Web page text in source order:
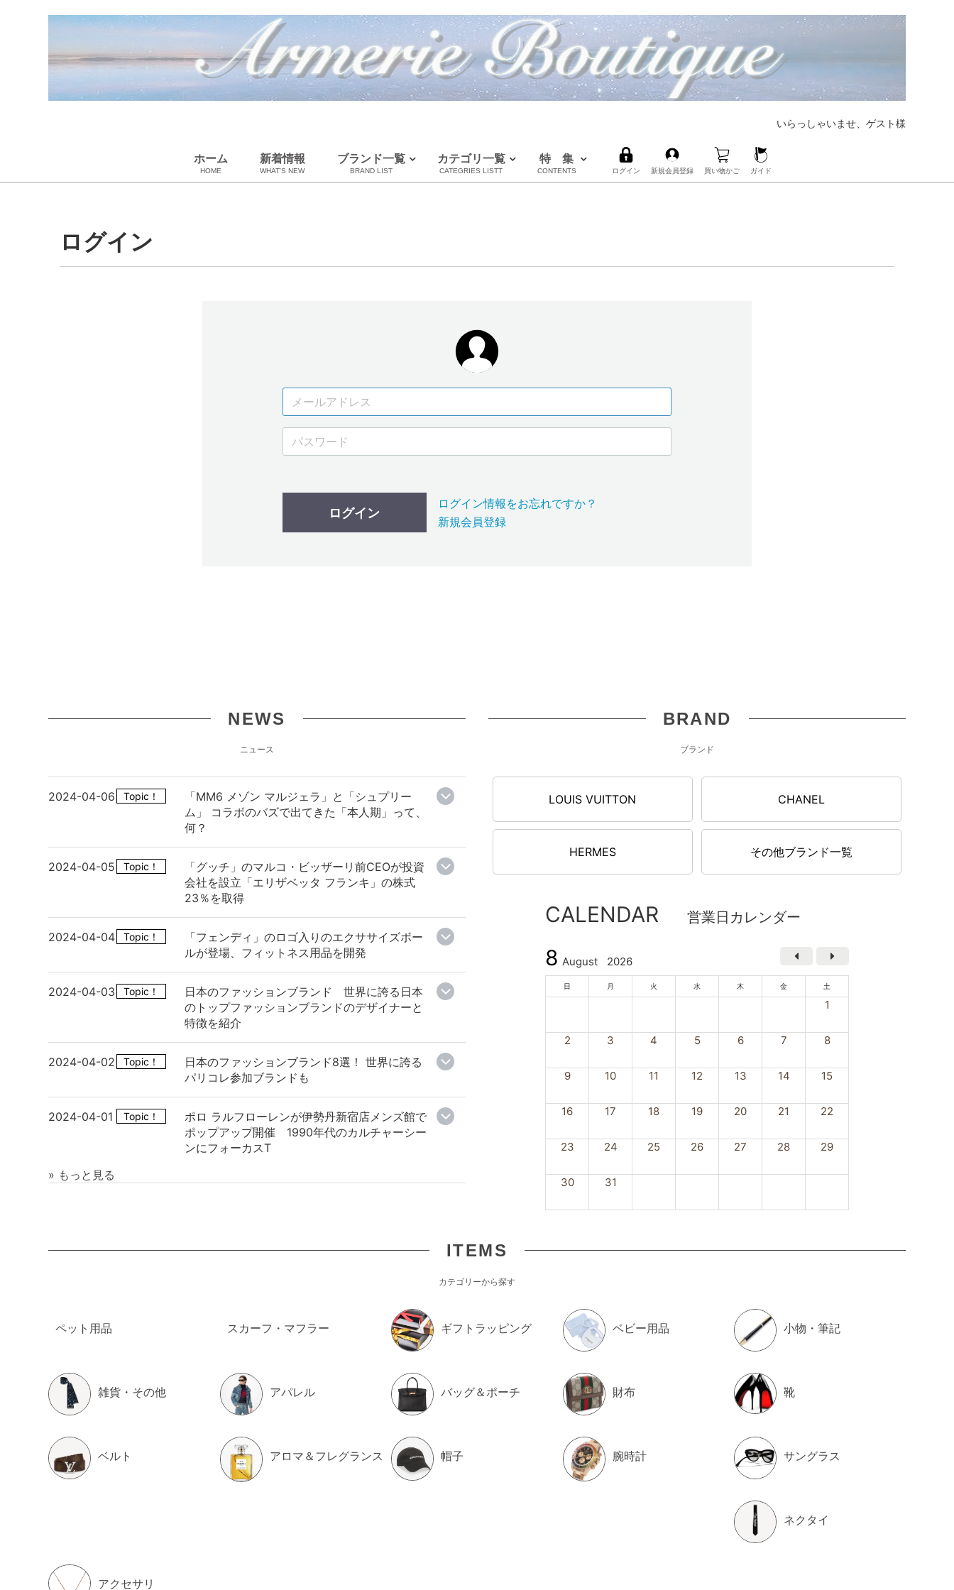
いらっしゃいませ、ゲスト様
ホーム
HOME
新着情報
WHAT'S NEW
ブランド一覧
BRAND LIST
カテゴリ一覧
CATEGRIES LISTT
特 集
CONTENTS ログイン 新規会員登録 買い物かご ガイド
ログイン
ログイン
ログイン情報をお忘れですか？
新規会員登録
NEWS
ニュース
2024-04-06 Topic！
「MM6 メゾン マルジェラ」と「シュプリー
ム」 コラボのバズで出てきた「本人期」って、
何？
2024-04-05 Topic！
「グッチ」のマルコ・ビッザーリ前CEOが投資
会社を設立「エリザベッタ フランキ」の株式
23％を取得
2024-04-04 Topic！
「フェンディ」のロゴ入りのエクササイズボー
ルが登場、フィットネス用品を開発
2024-04-03 Topic！
日本のファッションブランド 世界に誇る日本
のトップファッションブランドのデザイナーと
特徴を紹介
2024-04-02 Topic！
日本のファッションブランド8選！ 世界に誇る
パリコレ参加ブランドも
2024-04-01 Topic！
ポロ ラルフローレンが伊勢丹新宿店メンズ館で
ポップアップ開催 1990年代のカルチャーシー
ンにフォーカスT
» もっと見る
BRAND
ブランド
LOUIS VUITTON CHANEL
HERMES その他ブランド一覧
CALENDAR 営業日カレンダー
8 August 2026
日 月 火 水 木 金 土
1
2 3 4 5 6 7 8
9 10 11 12 13 14 15
16 17 18 19 20 21 22
23 24 25 26 27 28 29
30 31
ITEMS
カテゴリーから探す
ペット用品 スカーフ・マフラー ギフトラッピング ベビー用品 小物・筆記
雑貨・その他 アパレル バッグ＆ポーチ 財布 靴
ベルト アロマ＆フレグランス 帽子 腕時計 サングラス
ネクタイ
アクセサリ